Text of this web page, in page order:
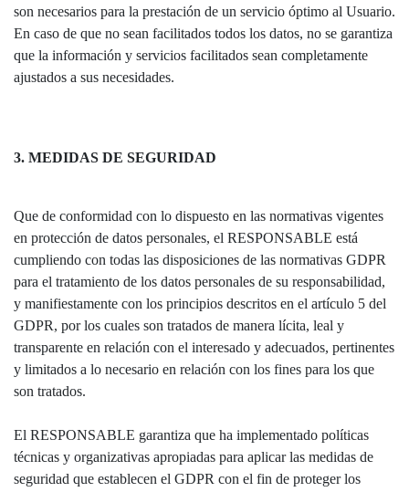
son necesarios para la prestación de un servicio óptimo al Usuario.
En caso de que no sean facilitados todos los datos, no se garantiza
que la información y servicios facilitados sean completamente
ajustados a sus necesidades.
3. MEDIDAS DE SEGURIDAD
Que de conformidad con lo dispuesto en las normativas vigentes
en protección de datos personales, el RESPONSABLE está
cumpliendo con todas las disposiciones de las normativas GDPR
para el tratamiento de los datos personales de su responsabilidad,
y manifiestamente con los principios descritos en el artículo 5 del
GDPR, por los cuales son tratados de manera lícita, leal y
transparente en relación con el interesado y adecuados, pertinentes
y limitados a lo necesario en relación con los fines para los que
son tratados.
El RESPONSABLE garantiza que ha implementado políticas
técnicas y organizativas apropiadas para aplicar las medidas de
seguridad que establecen el GDPR con el fin de proteger los